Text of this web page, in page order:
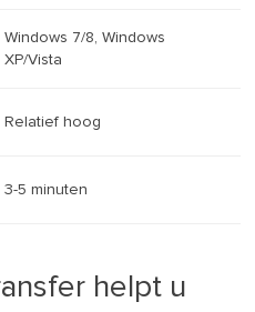
Windows 7/8, Windows
XP/Vista
Relatief hoog
3-5 minuten
helpt u